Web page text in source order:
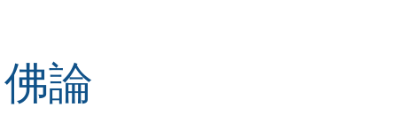
佛論